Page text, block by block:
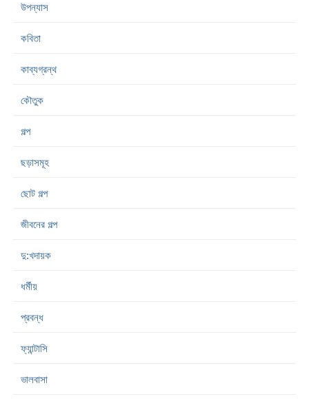
উপন্যাস
কবিতা
কাব্যগ্রন্থ
কৌতুক
গল্প
ছড়াসমূহ
ছোট গল্প
জীবনের গল্প
দু:খদায়ক
ধর্মীয়
প্রবন্ধ
ফ্যান্টাসি
ভালবাসা